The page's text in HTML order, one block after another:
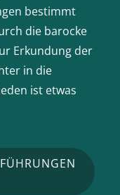
bestimmt
die barocke
Erkundung der
in die
ist etwas